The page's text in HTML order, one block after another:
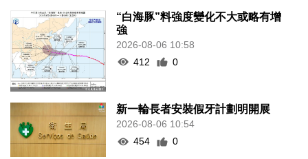
“白海豚”料強度變化不大或略有增
強
2026-08-06 10:58
412
0
新一輪長者安裝假牙計劃明開展
2026-08-06 10:54
454
0